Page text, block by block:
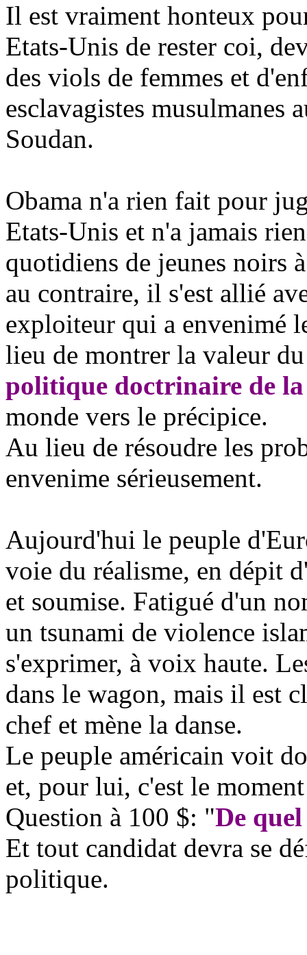
Il est vraiment honteux
Etats-Unis de rester coi,
des viols de femmes et
esclavagistes musulmanes
Soudan.
Obama n'a rien fait pour
Etats-Unis et n'a jamais
quotidiens de jeunes noirs
au contraire, il s'est allié
exploiteur qui a envenimé
lieu de montrer la valeur
politique doctrinaire de
monde vers le précipice.
Au lieu de résoudre les
envenime sérieusement.
Aujourd'hui le peuple
voie du réalisme, en dépit
et soumise. Fatigué d'un
un tsunami de violence
s'exprimer, à voix haute.
dans le wagon, mais il est
chef et mène la danse.
Le peuple américain voit
et, pour lui, c'est le
Question à 100 $: "De
Et tout candidat devra se
politique.